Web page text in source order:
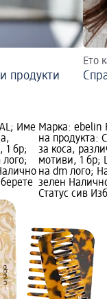
продукти
Ето
Име
1 бр;
Марка: ebelin
на продукта:
за коса,
мотиви, 1 бр;
на dm лого;
зелен
Статус сив